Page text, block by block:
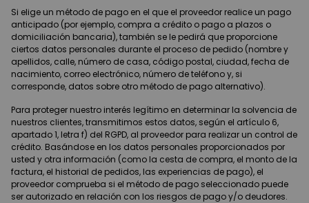
Si elige un método de pago en el que el proveedor realice un pago
anticipado (por ejemplo, compra a crédito o pago a plazos o
domiciliación bancaria), también se le pedirá que proporcione
ciertos datos personales durante el proceso de pedido (nombre y
apellidos, calle, número de casa, código postal, ciudad, fecha de
nacimiento, correo electrónico, número de teléfono y, si
corresponde, datos sobre otro método de pago alternativo).
Para proteger nuestro interés legítimo en determinar la solvencia de
nuestros clientes, transmitimos estos datos, según el artículo 6,
apartado 1, letra f) del RGPD, al proveedor para realizar un control de
crédito. Basándose en los datos personales proporcionados por
usted y otra información (como la cesta de compra, el monto de la
factura, el historial de pedidos, las experiencias de pago), el
proveedor comprueba si el método de pago seleccionado puede
ser autorizado en relación con los riesgos de pago y/o deudores.